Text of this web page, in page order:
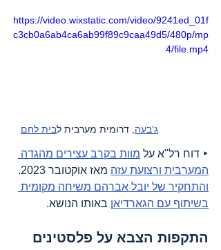
https://video.wixstatic.com/video/9241ed_01f
c3cb0a6ab4ca6ab99f89c9caa49d5/480p/mp
4/file.mp4
ג'בעה , דרומית מערבית לבית לחם
‣ דוח רל"א על מוות בקרב עצירים מהגדה
המערבית ורצועת עזה מאז אוקטובר 2023.
והתחקיר של יובל אברהם משיחה מקומית
בשיתוף עם הגארדיאן באותו הנושא.
התקפות הצבא על פלסטינים